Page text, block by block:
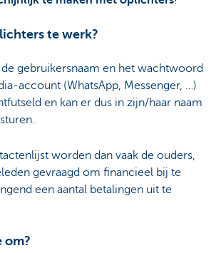
te werk?
gebruikersnaam en het wachtwoord
account (WhatsApp, Messenger, …)
en kan er dus in zijn/haar naam
worden dan vaak de ouders,
gevraagd om financieel bij te
een aantal betalingen uit te
om?